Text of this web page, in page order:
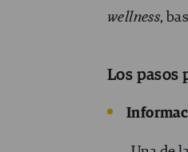
wellness,
Los pasos